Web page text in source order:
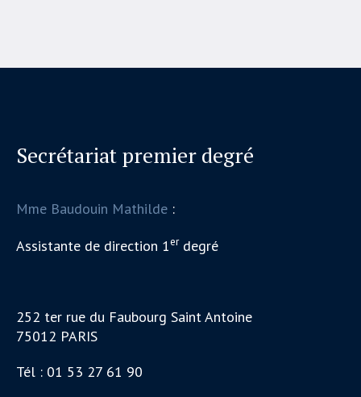
Secrétariat premier degré
Mme Baudouin Mathilde :
Assistante de direction 1erdegré
252 ter rue du Faubourg Saint Antoine
75012 PARIS
Tél : 01 53 27 61 90